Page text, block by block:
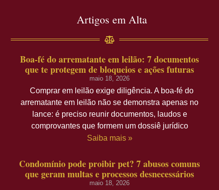
Artigos em Alta
Boa-fé do arrematante em leilão: 7 documentos
que te protegem de bloqueios e ações futuras
maio 18, 2026
Comprar em leilão exige diligência. A boa-fé do
arrematante em leilão não se demonstra apenas no
lance: é preciso reunir documentos, laudos e
comprovantes que formem um dossiê jurídico
Saiba mais »
Condomínio pode proibir pet? 7 abusos comuns
que geram multas e processos desnecessários
maio 18, 2026